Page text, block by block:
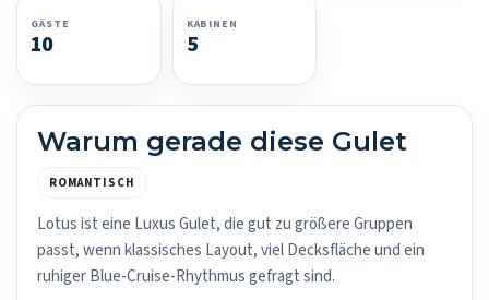
GÄSTE
10
KABINEN
5
Warum gerade diese Gulet
ROMANTISCH
Lotus ist eine Luxus Gulet, die gut zu größere Gruppen
passt, wenn klassisches Layout, viel Decksfläche und ein
ruhiger Blue-Cruise-Rhythmus gefragt sind.